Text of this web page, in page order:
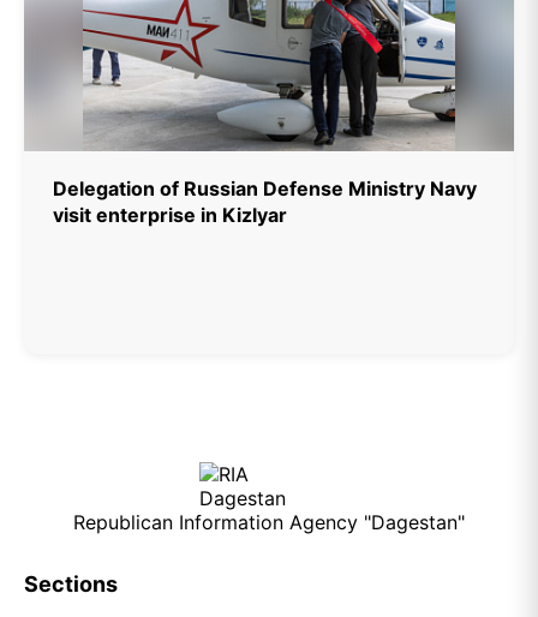
Delegation of Russian Defense Ministry Navy
visit enterprise in Kizlyar
Republican Information Agency "Dagestan"
Sections